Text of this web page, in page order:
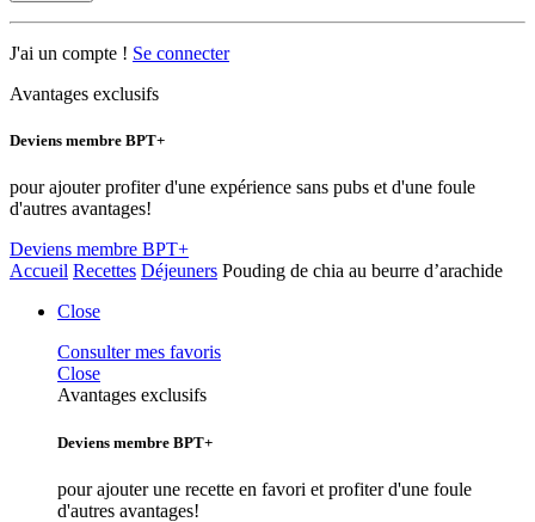
J'ai un compte ! Se connecter
Avantages exclusifs
Deviens membre BPT+
pour ajouter profiter d'une expérience sans pubs et d'une foule
d'autres avantages!
Deviens membre BPT+
Accueil Recettes Déjeuners Pouding de chia au beurre d’arachide
Close
Consulter mes favoris
Close
Avantages exclusifs
Deviens membre BPT+
pour ajouter une recette en favori et profiter d'une foule
d'autres avantages!